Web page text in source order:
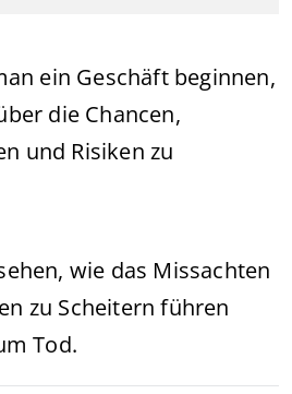
ein Geschäft beginnen,
die Chancen,
und Risiken zu
wie das Missachten
zu Scheitern führen
Tod.